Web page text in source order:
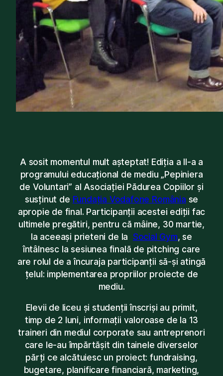
A sosit momentul mult așteptat! Ediția a II-a a
programului educațional de mediu „Pepiniera
de Voluntari” al Asociației Pădurea Copiilor și
susținut de Fundația Vodafone România se
apropie de final. Participanții acestei ediții fac
ultimele pregătiri, pentru că mâine, 30 martie,
la aceeași prieteni de la Social Gym, se
întâlnesc la sesiunea finală de pitching care
are rolul de a încuraja participanții să-și atingă
țelul: implementarea propriilor proiecte de
mediu.
Elevii de liceu și studenții înscriși au primit,
timp de 2 luni, informații valoroase de la 13
traineri din mediul corporate sau antreprenori
care le-au împărtășit din tainele diverselor
părți ce alcătuiesc un proiect: fundraising,
bugetare, planificare financiară, marketing,